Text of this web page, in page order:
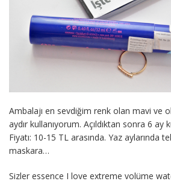
Ambalajı en sevdiğim renk olan mavi ve
aydır kullanıyorum. Açıldıktan sonra 6 ay
Fiyatı: 10-15 TL arasında. Yaz aylarında
maskara…
Sizler essence I love extreme volüme